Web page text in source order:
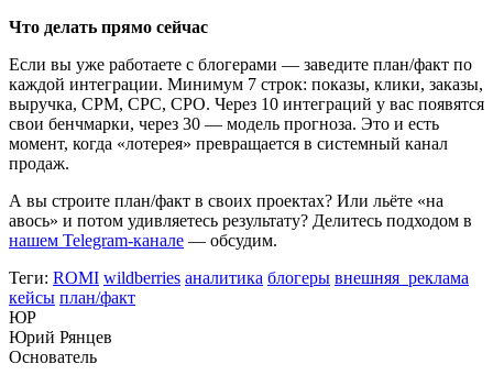
Что делать прямо сейчас
Если вы уже работаете с блогерами — заведите план/факт по
каждой интеграции. Минимум 7 строк: показы, клики, заказы,
выручка, CPM, CPC, CPO. Через 10 интеграций у вас появятся
свои бенчмарки, через 30 — модель прогноза. Это и есть
момент, когда «лотерея» превращается в системный канал
продаж.
А вы строите план/факт в своих проектах? Или льёте «на
авось» и потом удивляетесь результату? Делитесь подходом в
нашем Telegram-канале — обсудим.
Теги: ROMI wildberries аналитика блогеры внешняя_реклама
кейсы план/факт
ЮР
Юрий Рянцев
Основатель